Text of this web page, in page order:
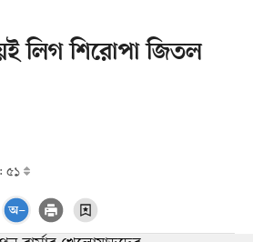
লিগ শিরোপা জিতল
৫১